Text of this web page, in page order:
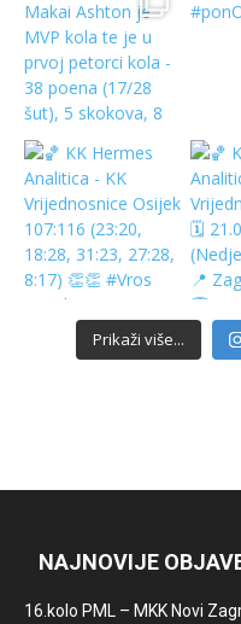
Prikaži više...
NAJNOVIJE
16.kolo PML – MKK Novi